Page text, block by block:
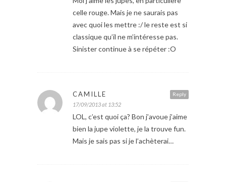
celle rouge. Mais je ne saurais pas
avec quoi les mettre :/ le reste est si
classique qu’il ne m’intéresse pas.
Sinister continue à se répéter :O
Reply
CAMILLE
17/09/2013 at 13:52
LOL, c’est quoi ça? Bon j’avoue j’aime
bien la jupe violette, je la trouve fun.
Mais je sais pas si je l’achèterai…